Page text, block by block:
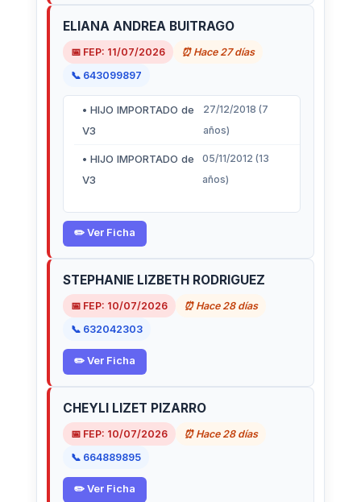
ELIANA ANDREA BUITRAGO
📅 FEP: 11/07/2026
⏰ Hace 27 días
📞 643099897
• HIJO IMPORTADO de
V3
27/12/2018 (7
años)
• HIJO IMPORTADO de
V3
05/11/2012 (13
años)
✏️ Ver Ficha
STEPHANIE LIZBETH RODRIGUEZ
📅 FEP: 10/07/2026
⏰ Hace 28 días
📞 632042303
✏️ Ver Ficha
CHEYLI LIZET PIZARRO
📅 FEP: 10/07/2026
⏰ Hace 28 días
📞 664889895
✏️ Ver Ficha